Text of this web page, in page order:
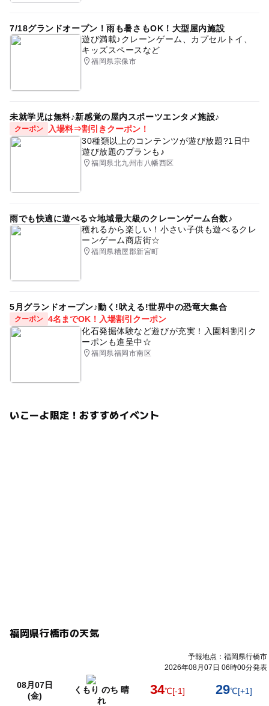
7/18グランドオープン！雨も暑さもOK！大型屋内施設
遊び満載♪クレーンゲーム、カプセルトイ、
キッズスペースなど
福岡県宗像市
未就学児は無料♪新感覚の屋内スポーツエンタメ施設♪
クーポン
入場料⇒割引きクーポン！
30種類以上のコンテンツが遊び放題?1日中
遊び放題のプランも♪
福岡県北九州市八幡西区
雨でも快適に遊べる☆地域最大級のクレーンゲーム台数♪
穫れるから楽しい！小さい子供も遊べるクレ
ーンゲーム商店街☆
福岡県糟屋郡新宮町
5月グランドオープン♪動く!吠える!世界中の恐竜大集合
クーポン 4名までOK！入場割引クーポン
化石発掘体験など遊びが充実！入園料割引ク
ーポンも進呈中☆
福岡県福岡市南区
いこーよ限定！おすすめイベント
福岡県行橋市の天気
予報地点：福岡県行橋市
2026年08月07日 06時00分発表
08月07日
(金)
くもり のち 晴
れ
34℃[-1] 29℃[+1]